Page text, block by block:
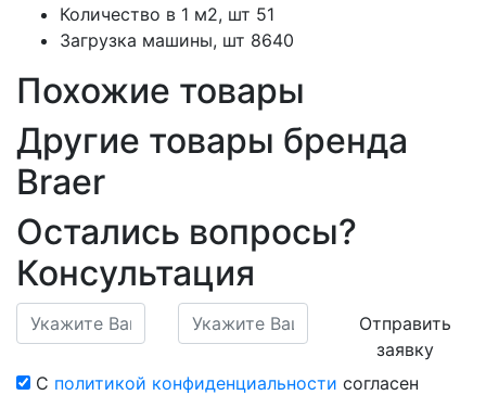
Количество в 1 м2, шт 51
Загрузка машины, шт 8640
Похожие товары
Другие товары бренда
Braer
Остались вопросы?
Консультация
Отправить
заявку
С политикой конфиденциальности согласен